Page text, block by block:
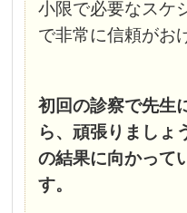
小限で必要なスケ
で非常に信頼がお
初回の診察で先生
ら、頑張りましょ
の結果に向かって
す。